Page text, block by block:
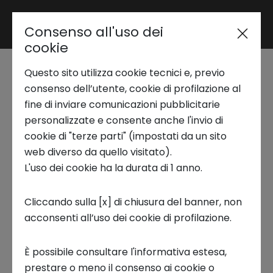
Area riservata
Trend Analysis
Applied Research
Startup Development
Business Transformation
Ecosystem enabling
TORINO SMART DESTINATION -
2° edizione
Trailer della giornata
Intesa Sanpaolo Innovation Center ha
ospitato la seconda edizione diTorino Smart
con CTE Next e Fondazione Compagnia di
Consenso all'uso dei
cookie
Questo sito utilizza cookie tecnici e, previo
consenso dell’utente, cookie di profilazione al
fine di inviare comunicazioni pubblicitarie
personalizzate e consente anche l'invio di
cookie di "terze parti" (impostati da un sito
web diverso da quello visitato).
L'uso dei cookie ha la durata di 1 anno.
Cliccando sulla [x] di chiusura del banner, non
acconsenti all’uso dei cookie di profilazione.
È possibile consultare l'informativa estesa,
prestare o meno il consenso ai cookie o